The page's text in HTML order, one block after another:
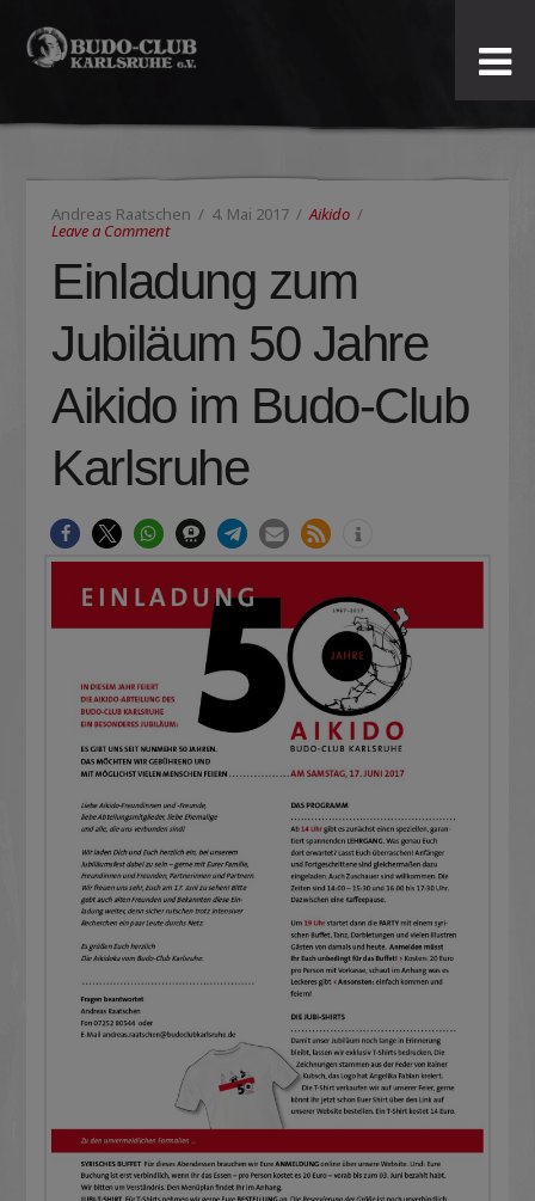
Budo-
Club
Karlsruhe
e.V.
Andreas Raatschen 4. Mai 2017 Aikido
Leave a Comment
Einladung zum
Jubiläum 50 Jahre
Aikido im Budo-Club
Karlsruhe